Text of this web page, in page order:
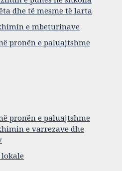
dhe të mesme të larta
e mbeturinave
pronën e paluajtshme
pronën e paluajtshme
e varrezave dhe